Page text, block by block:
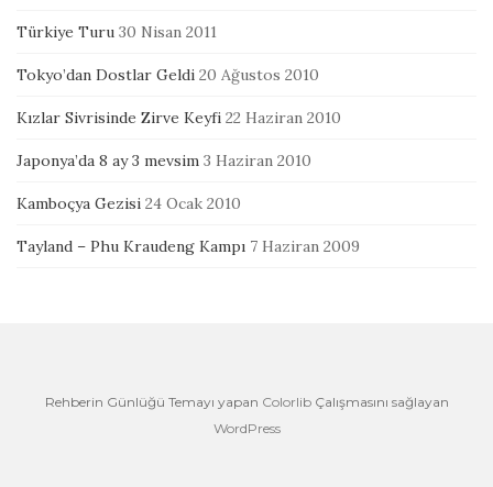
Türkiye Turu 30 Nisan 2011
Tokyo’dan Dostlar Geldi 20 Ağustos 2010
Kızlar Sivrisinde Zirve Keyfi 22 Haziran 2010
Japonya’da 8 ay 3 mevsim 3 Haziran 2010
Kamboçya Gezisi 24 Ocak 2010
Tayland – Phu Kraudeng Kampı 7 Haziran 2009
Rehberin Günlüğü Temayı yapan ColorlibÇalışmasını sağlayan
WordPress